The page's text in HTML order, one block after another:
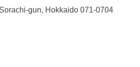
gun, Hokkaido 071-0704